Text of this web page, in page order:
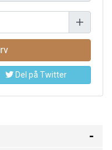
Del på Twitter